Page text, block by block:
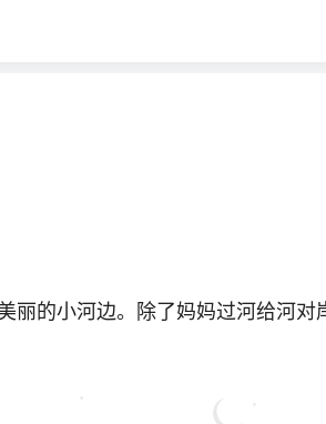
的小河边。除了妈妈过河给河对